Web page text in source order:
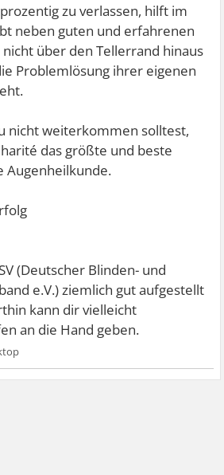
zu verlassen, hilft im
neben guten und erfahrenen
über den Tellerrand hinaus
Problemlösung ihrer eigenen
nicht weiterkommen solltest,
das größte und beste
Augenheilkunde.
(Deutscher Blinden- und
e.V.) ziemlich gut aufgestellt
kann dir vielleicht
an die Hand geben.